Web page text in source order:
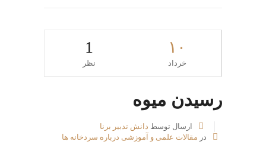
۱۰
خرداد
1
نظر
رسیدن میوه
ارسال توسط دانش تدبیر برنا
در مقالات علمی و آموزشی درباره سردخانه ها